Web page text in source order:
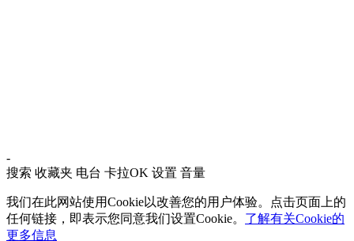
-
搜索 收藏夹 电台 卡拉OK 设置 音量
我们在此网站使用Cookie以改善您的用户体验。点击页面上的
任何链接，即表示您同意我们设置Cookie。 了解有关Cookie的
更多信息